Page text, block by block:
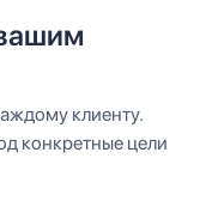
клиенту.
конкретные цели